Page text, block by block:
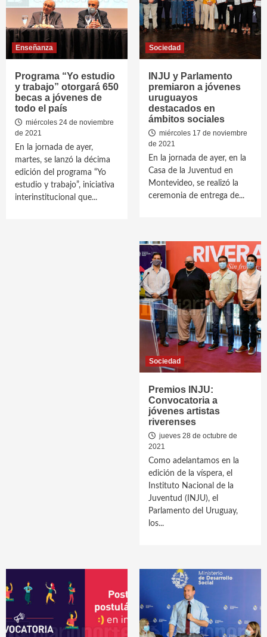
Enseñanza
Programa “Yo estudio
y trabajo” otorgará 650
becas a jóvenes de
todo el país
miércoles 24 de noviembre
de 2021
En la jornada de ayer,
martes, se lanzó la décima
edición del programa “Yo
estudio y trabajo”, iniciativa
interinstitucional que...
Sociedad
INJU y Parlamento
premiaron a jóvenes
uruguayos
destacados en
ámbitos sociales
miércoles 17 de noviembre
de 2021
En la jornada de ayer, en la
Casa de la Juventud en
Montevideo, se realizó la
ceremonia de entrega de...
Sociedad
Premios INJU:
Convocatoria a
jóvenes artistas
riverenses
jueves 28 de octubre de
2021
Como adelantamos en la
edición de la víspera, el
Instituto Nacional de la
Juventud (INJU), el
Parlamento del Uruguay,
los...